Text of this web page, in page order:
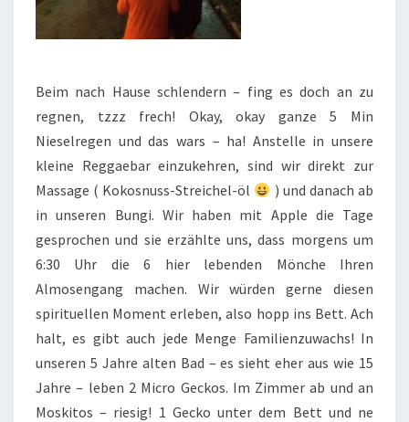
Beim nach Hause schlendern – fing es doch an zu
regnen, tzzz frech! Okay, okay ganze 5 Min
Nieselregen und das wars – ha! Anstelle in unsere
kleine Reggaebar einzukehren, sind wir direkt zur
Massage ( Kokosnuss-Streichel-öl
) und danach ab
in unseren Bungi. Wir haben mit Apple die Tage
gesprochen und sie erzählte uns, dass morgens um
6:30 Uhr die 6 hier lebenden Mönche Ihren
Almosengang machen. Wir würden gerne diesen
spirituellen Moment erleben, also hopp ins Bett. Ach
halt, es gibt auch jede Menge Familienzuwachs! In
unseren 5 Jahre alten Bad – es sieht eher aus wie 15
Jahre – leben 2 Micro Geckos. Im Zimmer ab und an
Moskitos – riesig! 1 Gecko unter dem Bett und ne